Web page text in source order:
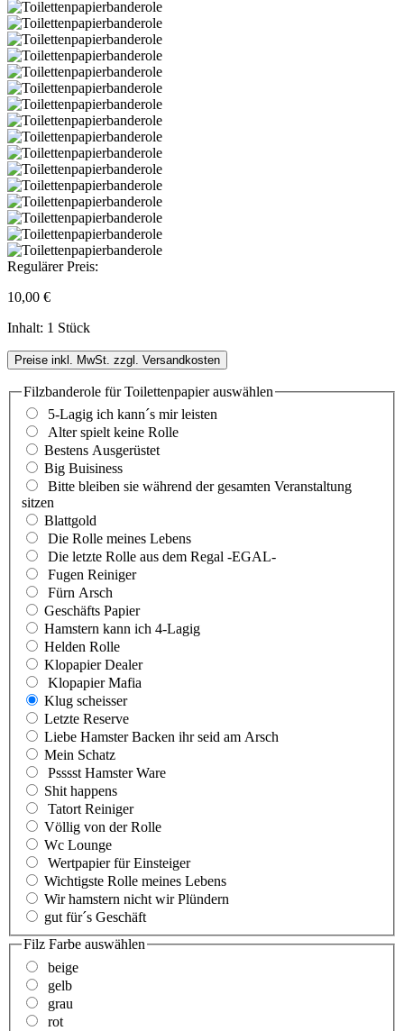
Regulärer Preis:
10,00 €
Inhalt: 1 Stück
Preise inkl. MwSt. zzgl. Versandkosten
Filzbanderole für Toilettenpapierauswählen
5-Lagig ich kann´s mir leisten
Alter spielt keine Rolle
Bestens Ausgerüstet
Big Buisiness
Bitte bleiben sie während der gesamten Veranstaltung
sitzen
Blattgold
Die Rolle meines Lebens
Die letzte Rolle aus dem Regal -EGAL-
Fugen Reiniger
Fürn Arsch
Geschäfts Papier
Hamstern kann ich 4-Lagig
Helden Rolle
Klopapier Dealer
Klopapier Mafia
Klug scheisser
Letzte Reserve
Liebe Hamster Backen ihr seid am Arsch
Mein Schatz
Psssst Hamster Ware
Shit happens
Tatort Reiniger
Völlig von der Rolle
Wc Lounge
Wertpapier für Einsteiger
Wichtigste Rolle meines Lebens
Wir hamstern nicht wir Plündern
gut für´s Geschäft
Filz Farbe auswählen
beige
gelb
grau
rot